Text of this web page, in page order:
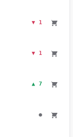
▼ 1
▼ 1
▲ 7
●